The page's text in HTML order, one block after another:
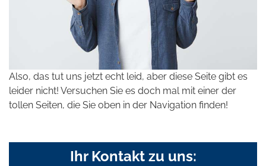
Also, das tut uns jetzt echt leid, aber diese Seite gibt es
leider nicht! Versuchen Sie es doch mal mit einer der
tollen Seiten, die Sie oben in der Navigation finden!
Ihr Kontakt zu uns: